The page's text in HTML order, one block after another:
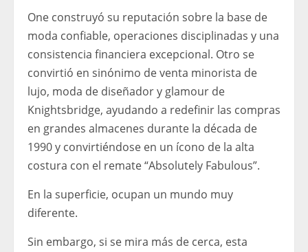
One construyó su reputación sobre la base de
moda confiable, operaciones disciplinadas y una
consistencia financiera excepcional. Otro se
convirtió en sinónimo de venta minorista de
lujo, moda de diseñador y glamour de
Knightsbridge, ayudando a redefinir las compras
en grandes almacenes durante la década de
1990 y convirtiéndose en un ícono de la alta
costura con el remate “Absolutely Fabulous”.
En la superficie, ocupan un mundo muy
diferente.
Sin embargo, si se mira más de cerca, esta